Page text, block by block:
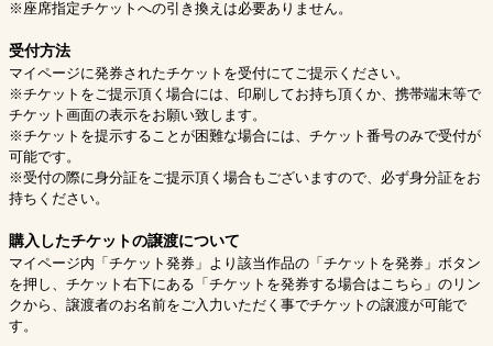
※座席指定チケットへの引き換えは必要ありません。
受付方法
マイページに発券されたチケットを受付にてご提示ください。
※チケットをご提示頂く場合には、印刷してお持ち頂くか、携帯端末等で
チケット画面の表示をお願い致します。
※チケットを提示することが困難な場合には、チケット番号のみで受付が
可能です。
※受付の際に身分証をご提示頂く場合もございますので、必ず身分証をお
持ちください。
購入したチケットの譲渡について
マイページ内「チケット発券」より該当作品の「チケットを発券」ボタン
を押し、チケット右下にある「チケットを発券する場合はこちら」のリン
クから、譲渡者のお名前をご入力いただく事でチケットの譲渡が可能で
す。